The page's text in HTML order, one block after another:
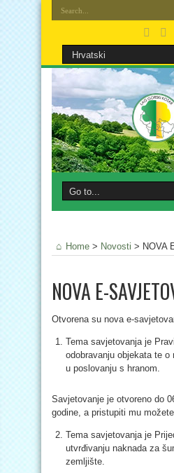
Home > Novosti > NOVA
NOVA E-
Otvorena su nova e-
Tema savjetovanja je
odobravanju objekata te
u poslovanju s hranom.
Savjetovanje je otvoreno do
godine, a pristupiti mu možete
Tema savjetovanja je
utvrđivanju naknada za
zemljište.